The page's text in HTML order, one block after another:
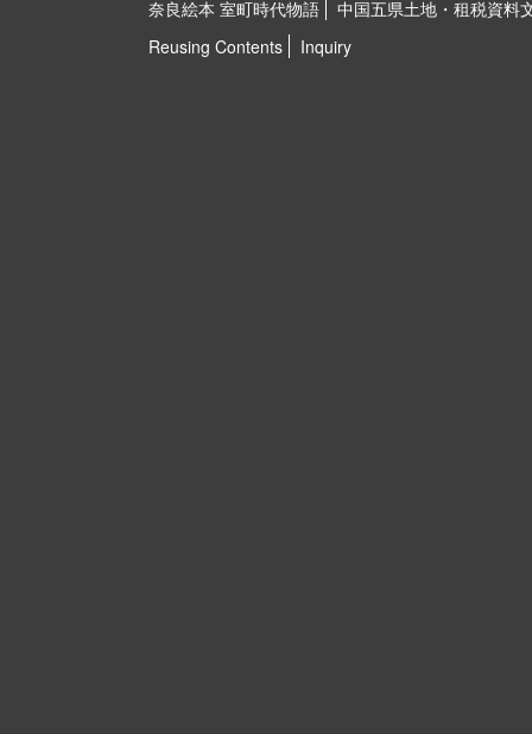
奈良絵本 室町時代物語
中国五県土地・租税資料
Reusing Contents
Inquiry